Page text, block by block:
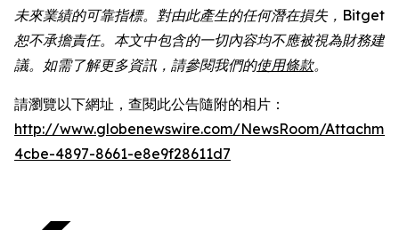
未來業績的可靠指標。對由此產生的任何潛在損失，Bitget
恕不承擔責任。本文中包含的一切內容均不應被視為財務建
議。如需了解更多資訊，請參閱我們的使用條款。
請瀏覽以下網址，查閱此公告隨附的相片：
http://www.globenewswire.com/NewsRoom/
4cbe-4897-8661-e8e9f28611d7